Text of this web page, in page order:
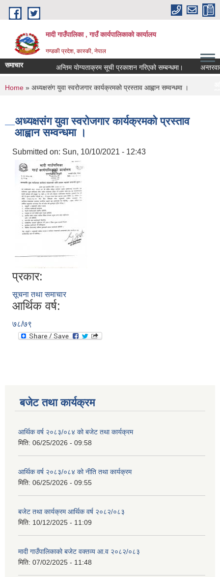
Skip to main content
मादी गाउँपालिका , गाउँ कार्यपालिकाको कार्यालय
गण्डकी प्रदेश, कास्की, नेपाल
समाचार अन्तिम योग्यताक्रम सूची प्रकाशन गरिएको सम्बन्धमा। अन्तरवार्ता
अन्तिम योग्यताक्रम
07/23/2026 - 16:53
You are here
Home » अध्यक्षसंग युवा स्वरोजगार कार्यक्रमको प्रस्ताव आह्वान सम्वन्धमा ।
अध्यक्षसंग युवा स्वरोजगार कार्यक्रमको प्रस्ताव
आह्वान सम्वन्धमा ।
Submitted on: Sun, 10/10/2021 - 12:43
प्रकार:
सूचना तथा समाचार
आर्थिक वर्ष:
७८/७९
बजेट तथा कार्यक्रम
आर्थिक वर्ष २०८३/०८४ को बजेट तथा कार्यक्रम
मिति: 06/25/2026 - 09:58
आर्थिक वर्ष २०८३/०८४ को नीति तथा कार्यक्रम
मिति: 06/25/2026 - 09:55
बजेट तथा कार्यक्रम आर्थिक वर्ष २०८२/०८३
मिति: 10/12/2025 - 11:09
मादी गाउँपालिकाको बजेट वक्तव्य आ.व २०८२/०८३
मिति: 07/02/2025 - 11:48